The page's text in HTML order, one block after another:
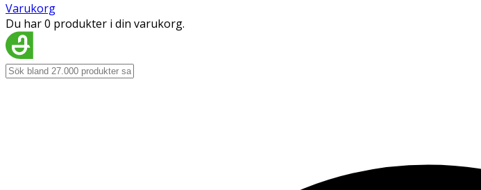
Varukorg
Du har 0 produkter i din varukorg.